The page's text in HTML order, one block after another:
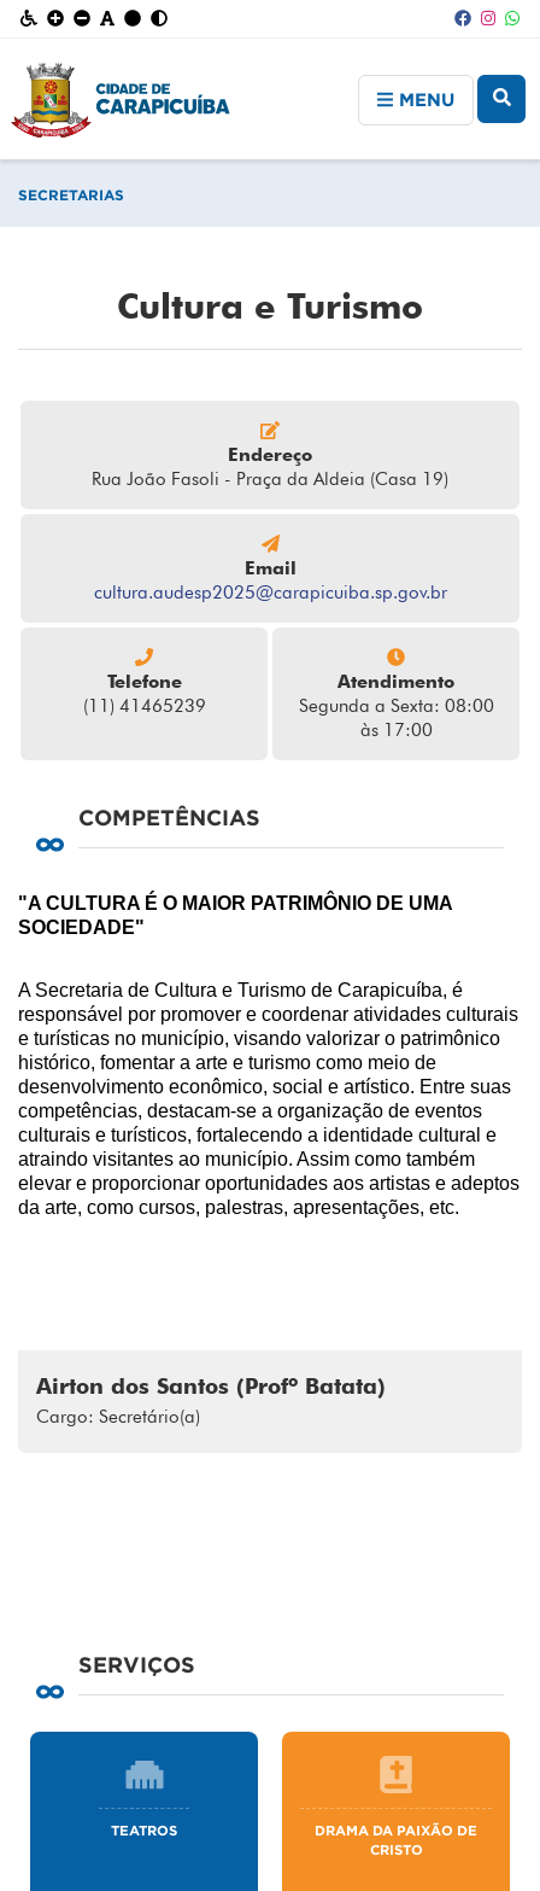
MENU
SECRETARIAS
Cultura e Turismo
Endereço
Rua João Fasoli - Praça da Aldeia (Casa 19)
Email
cultura.audesp2025@carapicuiba.sp.gov.br
Telefone
(11) 41465239
Atendimento
Segunda a Sexta: 08:00
às 17:00
COMPETÊNCIAS
"A CULTURA É O MAIOR PATRIMÔNIO DE UMA
SOCIEDADE"
A Secretaria de Cultura e Turismo de Carapicuíba, é
responsável por promover e coordenar atividades culturais
e turísticas no município, visando valorizar o patrimônico
histórico, fomentar a arte e turismo como meio de
desenvolvimento econômico, social e artístico. Entre suas
competências, destacam-se a organização de eventos
culturais e turísticos, fortalecendo a identidade cultural e
atraindo visitantes ao município. Assim como também
elevar e proporcionar oportunidades aos artistas e adeptos
da arte, como cursos, palestras, apresentações, etc.
Airton dos Santos (Profº Batata)
Cargo: Secretário(a)
SERVIÇOS
TEATROS
DRAMA DA PAIXÃO DE
CRISTO